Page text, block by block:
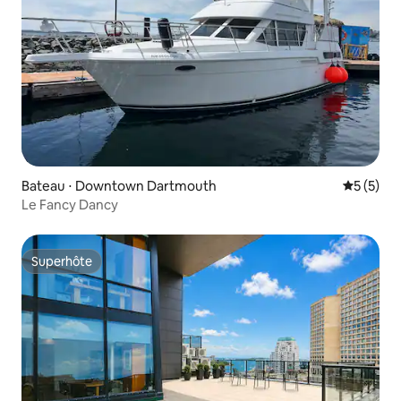
Bateau ⋅ Downtown Dartmouth
5 (5)
Le Fancy Dancy
Superhôte
Superhôte